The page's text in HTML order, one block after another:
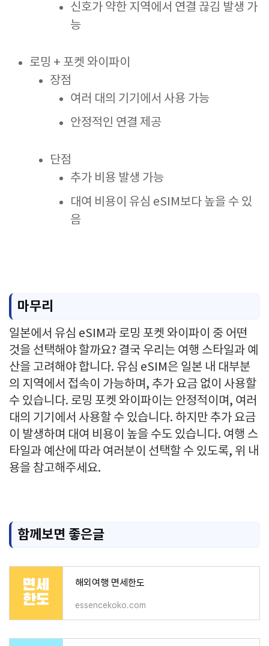
신호가 약한 지역에서 연결 끊김 발생 가
능
로밍 + 포켓 와이파이
장점
여러 대의 기기에서 사용 가능
안정적인 연결 제공
단점
추가 비용 발생 가능
대여 비용이 유심 eSIM보다 높을 수 있
음
마무리
일본에서 유심 eSIM과 로밍 포켓 와이파이 중 어떤
것을 선택해야 할까요? 결국 우리는 여행 스타일과 예
산을 고려해야 합니다. 유심 eSIM은 일본 내 대부분
의 지역에서 접속이 가능하며, 추가 요금 없이 사용할
수 있습니다. 로밍 포켓 와이파이는 안정적이며, 여러
대의 기기에서 사용할 수 있습니다. 하지만 추가 요금
이 발생하며 대여 비용이 높을 수도 있습니다. 여행 스
타일과 예산에 따라 여러분이 선택할 수 있도록, 위 내
용을 참고해주세요.
함께보면 좋은글
해외여행 면세한도
essencekoko.com